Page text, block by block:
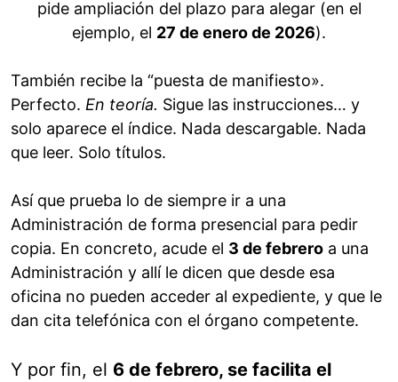
pide ampliación del plazo para alegar (en el
ejemplo, el 27 de enero de 2026).
También recibe la “puesta de manifiesto».
Perfecto. En teoría. Sigue las instrucciones… y
solo aparece el índice. Nada descargable. Nada
que leer. Solo títulos.
Así que prueba lo de siempre ir a una
Administración de forma presencial para pedir
copia. En concreto, acude el 3 de febrero a una
Administración y allí le dicen que desde esa
oficina no pueden acceder al expediente, y que le
dan cita telefónica con el órgano competente.
Y por fin, el 6 de febrero, se facilita el